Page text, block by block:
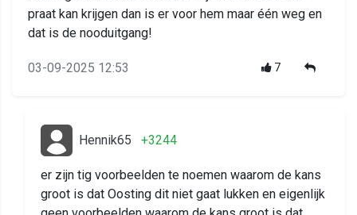
praat kan krijgen dan is er voor hem maar één weg en
dat is de nooduitgang!
03-09-2025 12:53 7
Hennik65 +3244
er zijn tig voorbeelden te noemen waarom de kans
groot is dat Oosting dit niet gaat lukken en eigenlijk